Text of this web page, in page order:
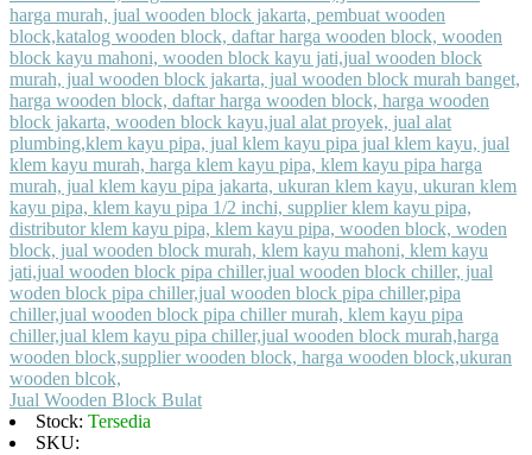
Jual Wooden Block Bulat
Stock: Tersedia
SKU: